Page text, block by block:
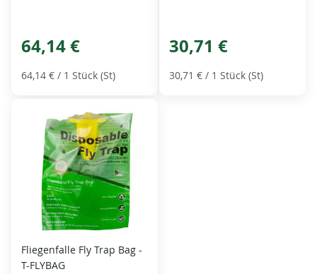
64,14 €
64,14 € / 1 Stück (St)
30,71 €
30,71 € / 1 Stück (St)
Fliegenfalle Fly Trap Bag -
T-FLYBAG